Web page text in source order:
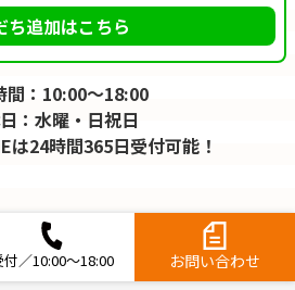
ち追加はこちら
間：10:00～18:00
：水曜・日祝日
24時間365日受付可能！
付／10:00～18:00 お問い合わせ